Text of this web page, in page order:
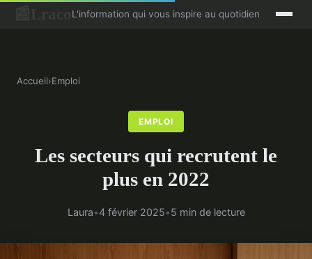
L'information qui vous inspire au quotidien
Accueil›Emploi
EMPLOI
Les secteurs qui recrutent le
plus en 2022
Laura•4 février 2025•5 min de lecture